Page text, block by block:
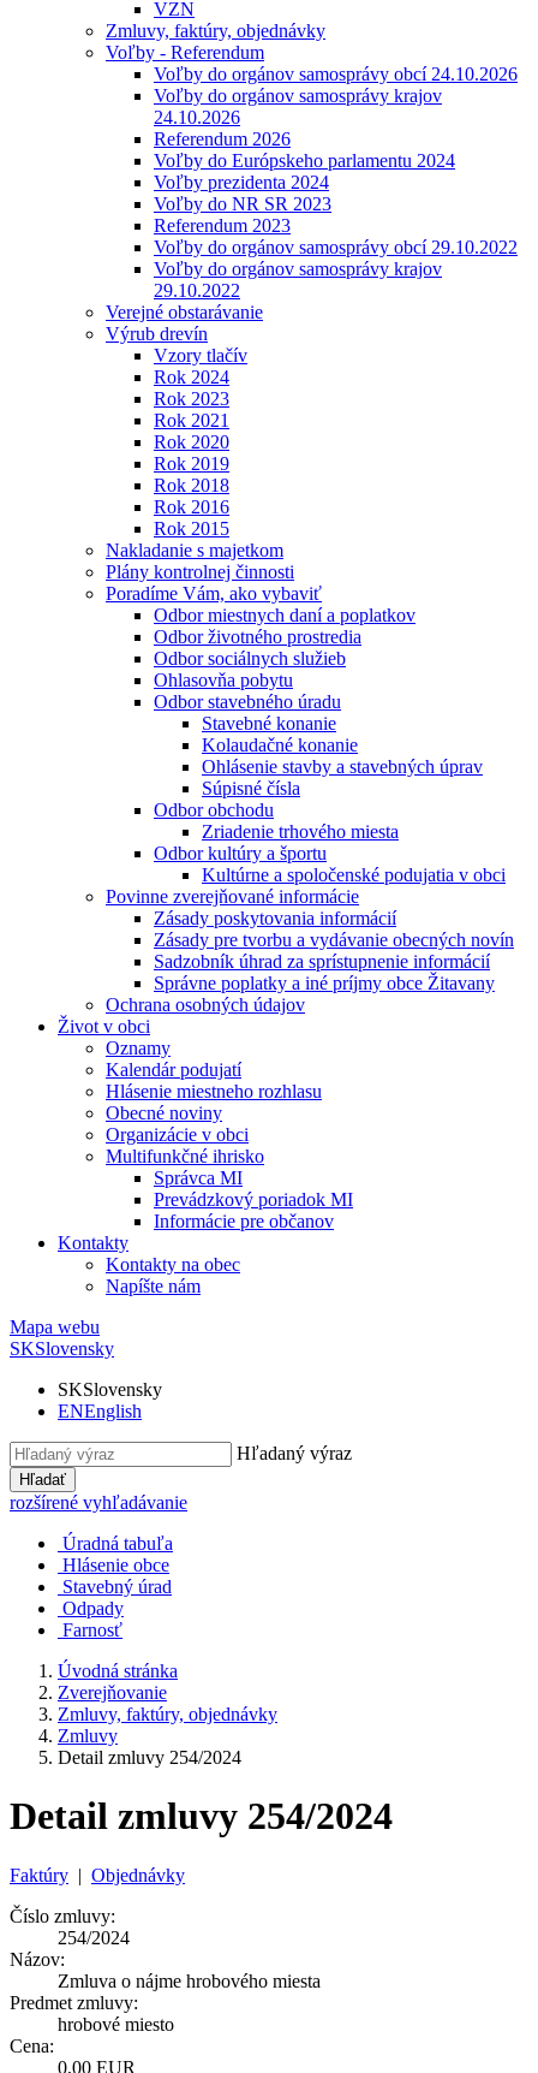
VZN
Zmluvy, faktúry, objednávky
Voľby - Referendum
Voľby do orgánov samosprávy obcí 24.10.2026
Voľby do orgánov samosprávy krajov
24.10.2026
Referendum 2026
Voľby do Európskeho parlamentu 2024
Voľby prezidenta 2024
Voľby do NR SR 2023
Referendum 2023
Voľby do orgánov samosprávy obcí 29.10.2022
Voľby do orgánov samosprávy krajov
29.10.2022
Verejné obstarávanie
Výrub drevín
Vzory tlačív
Rok 2024
Rok 2023
Rok 2021
Rok 2020
Rok 2019
Rok 2018
Rok 2016
Rok 2015
Nakladanie s majetkom
Plány kontrolnej činnosti
Poradíme Vám, ako vybaviť
Odbor miestnych daní a poplatkov
Odbor životného prostredia
Odbor sociálnych služieb
Ohlasovňa pobytu
Odbor stavebného úradu
Stavebné konanie
Kolaudačné konanie
Ohlásenie stavby a stavebných úprav
Súpisné čísla
Odbor obchodu
Zriadenie trhového miesta
Odbor kultúry a športu
Kultúrne a spoločenské podujatia v obci
Povinne zverejňované informácie
Zásady poskytovania informácií
Zásady pre tvorbu a vydávanie obecných novín
Sadzobník úhrad za sprístupnenie informácií
Správne poplatky a iné príjmy obce Žitavany
Ochrana osobných údajov
Život v obci
Oznamy
Kalendár podujatí
Hlásenie miestneho rozhlasu
Obecné noviny
Organizácie v obci
Multifunkčné ihrisko
Správca MI
Prevádzkový poriadok MI
Informácie pre občanov
Kontakty
Kontakty na obec
Napíšte nám
Mapa webu
SKSlovensky
SKSlovensky
ENEnglish
Hľadaný výraz
Hľadať
rozšírené vyhľadávanie
Úradná tabuľa
Hlásenie obce
Stavebný úrad
Odpady
Farnosť
Úvodná stránka
Zverejňovanie
Zmluvy, faktúry, objednávky
Zmluvy
Detail zmluvy 254/2024
Detail zmluvy 254/2024
Faktúry | Objednávky
Číslo zmluvy:
254/2024
Názov:
Zmluva o nájme hrobového miesta
Predmet zmluvy:
hrobové miesto
Cena:
0,00 EUR